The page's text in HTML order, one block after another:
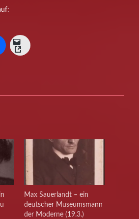
Max Sauerlandt – ein
deutscher Museumsmann
der Moderne (19.3.)